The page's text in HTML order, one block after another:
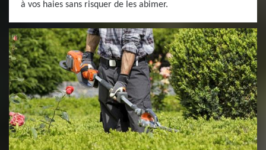
à vos haies sans risquer de les abimer.